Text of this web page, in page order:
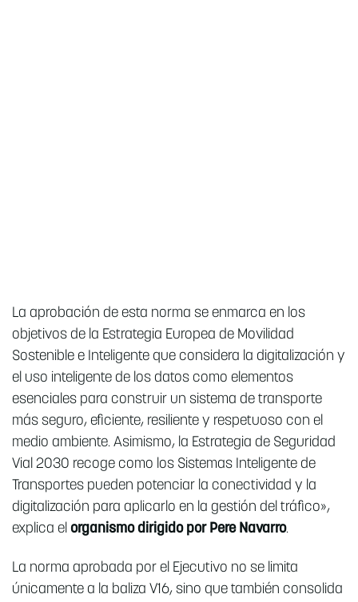
La aprobación de esta norma se enmarca en los
objetivos de la Estrategia Europea de Movilidad
Sostenible e Inteligente que considera la digitalización y
el uso inteligente de los datos como elementos
esenciales para construir un sistema de transporte
más seguro, eficiente, resiliente y respetuoso con el
medio ambiente. Asimismo, la Estrategia de Seguridad
Vial 2030 recoge como los Sistemas Inteligente de
Transportes pueden potenciar la conectividad y la
digitalización para aplicarlo en la gestión del tráfico»,
explica el organismo dirigido por Pere Navarro.
La norma aprobada por el Ejecutivo no se limita
únicamente a la baliza V16, sino que también consolida